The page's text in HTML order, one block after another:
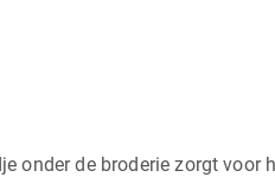
onder de broderie zorgt voor